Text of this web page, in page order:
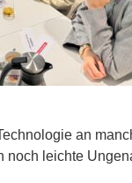
an
leichte